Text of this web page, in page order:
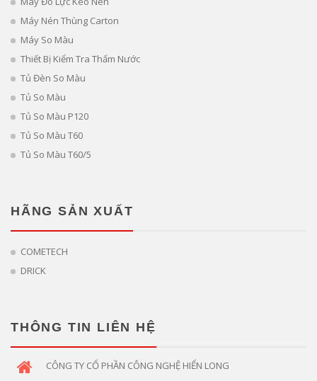
Máy Nén Thùng Carton
Máy So Màu
Thiết Bị Kiểm Tra Thấm Nước
Tủ Đèn So Màu
Tủ So Màu
Tủ So Màu P120
Tủ So Màu T60
Tủ So Màu T60/5
HÃNG SẢN XUẤT
COMETECH
DRICK
THÔNG TIN LIÊN HỆ
CÔNG TY CỔ PHẦN CÔNG NGHỆ HIỂN LONG